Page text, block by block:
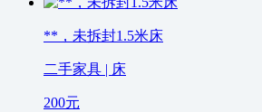
**，未拆封1.5米床
二手家具 | 床
200元